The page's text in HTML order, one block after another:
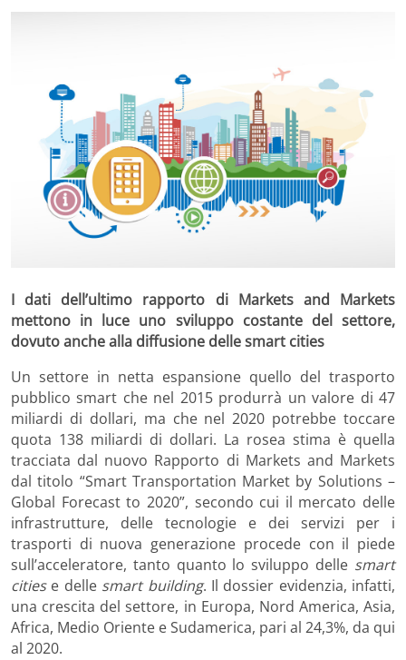
I dati dell’ultimo rapporto di Markets and Markets
mettono in luce uno sviluppo costante del settore,
dovuto anche alla diffusione delle smart cities
Un settore in netta espansione quello del trasporto
pubblico smart che nel 2015 produrrà un valore di 47
miliardi di dollari, ma che nel 2020 potrebbe toccare
quota 138 miliardi di dollari. La rosea stima è quella
tracciata dal nuovo Rapporto di Markets and Markets
dal titolo “Smart Transportation Market by Solutions –
Global Forecast to 2020”, secondo cui il mercato delle
infrastrutture, delle tecnologie e dei servizi per i
trasporti di nuova generazione procede con il piede
sull’acceleratore, tanto quanto lo sviluppo delle smart
citiese delle smart building. Il dossier evidenzia, infatti,
una crescita del settore, in Europa, Nord America, Asia,
Africa, Medio Oriente e Sudamerica, pari al 24,3%, da qui
al 2020.